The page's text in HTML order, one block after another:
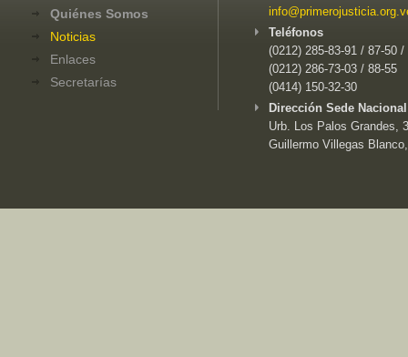
Quiénes Somos
Noticias
Enlaces
Secretarías
Teléfonos
(0212) 285-83-91 / 87-50 /
(0212) 286-73-03 / 88-55
(0414) 150-32-30
Dirección Sede
Urb. Los Palos Grandes,
Guillermo Villegas